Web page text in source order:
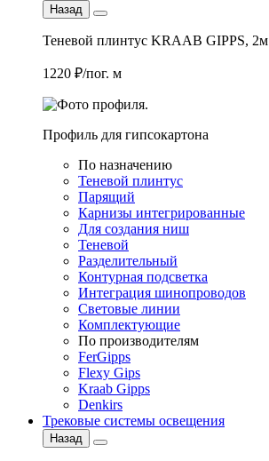
Назад
Теневой плинтус KRAAB GIPPS, 2м
1220 ₽/пог. м
Профиль для гипсокартона
По назначению
Теневой плинтус
Парящий
Карнизы интегрированные
Для создания ниш
Теневой
Разделительный
Контурная подсветка
Интеграция шинопроводов
Световые линии
Комплектующие
По производителям
FerGipps
Flexy Gips
Kraab Gipps
Denkirs
Трековые системы освещения
Назад